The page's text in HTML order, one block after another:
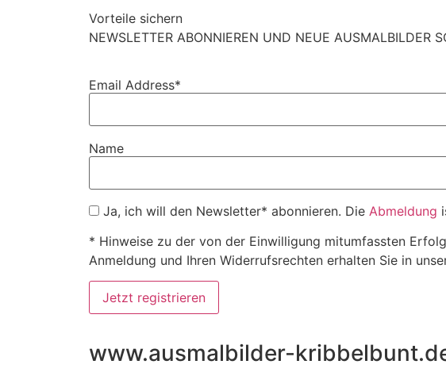
Vorteile sichern
NEWSLETTER ABONNIEREN UND NEUE AUSMALBILDER
Email Address*
Name
Ja, ich will den Newsletter* abonnieren. Die Abmeldung
* Hinweise zu der von der Einwilligung mitumfassten
Anmeldung und Ihren Widerrufsrechten erhalten Sie in
www.ausmalbilder-